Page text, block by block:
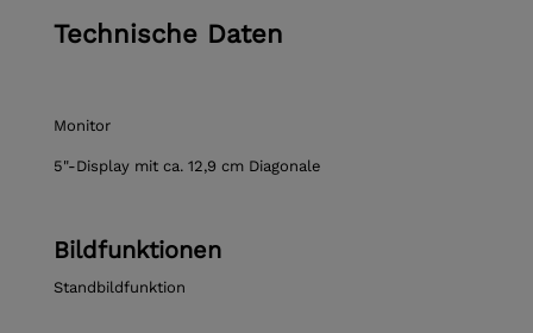
Technische Daten
Monitor
5"-Display mit ca. 12,9 cm Diagonale
Bildfunktionen
Standbildfunktion